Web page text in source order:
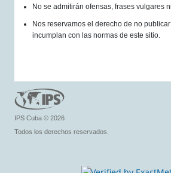
No se admitirán ofensas, frases vulgares
Nos reservamos el derecho de no
incumplan con las normas de este sitio.
IPS Cuba © 2026
Todos los derechos reservados.